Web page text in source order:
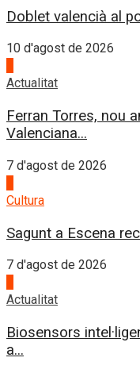
Doblet valencià al
10 d'agost de 2026
Actualitat
Ferran Torres, nou
Valenciana...
7 d'agost de 2026
Cultura
Sagunt a Escena
7 d'agost de 2026
Actualitat
Biosensors
a...